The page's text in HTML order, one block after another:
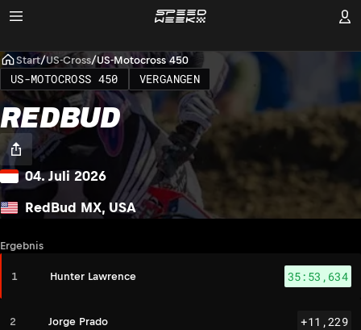
Start/US-Cross/US-Motocross 450
US-MOTOCROSS 450 VERGANGEN
REDBUD
04. Juli 2026
RedBud MX, USA
Ergebnis
1 Hunter Lawrence 35:53,634
2 Jorge Prado +11,229